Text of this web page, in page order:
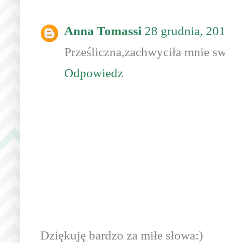
Anna Tomassi 28 grudnia,
Prześliczna,zachwyciła mnie
Odpowiedz
Dziękuję bardzo za miłe słowa:)